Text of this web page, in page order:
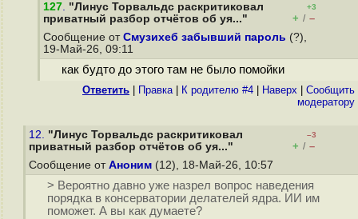
127. "Линус Торвальдс раскритиковал
приватный разбор отчётов об уя..."
+3
+ / –
Сообщение от Смузихеб забывший пароль (?),
19-Май-26, 09:11
как будто до этого там не было помойки
Ответить Правка| К родителю #4 Наверх
Cообщить
модератору
12. "Линус Торвальдс раскритиковал
приватный разбор отчётов об уя..."
–3
+ / –
Сообщение от Аноним (12), 18-Май-26, 10:57
> Вероятно давно уже назрел вопрос наведения
порядка в консерватории делателей ядра. ИИ им
поможет. А вы как думаете?